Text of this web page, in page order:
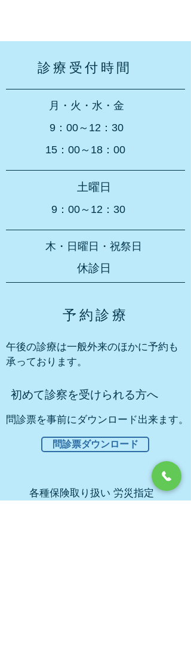
診療受付時間
月・火・水・金
9：00～12：30
15：00～18：00
土曜日
9：00～12：30
木・日曜日 ・祝祭日
休診日
予約診療
午後の診療は一般外来のほかに予約も
承っております。
初めて診察を受けられる方へ
問診票を事前にダウンロード出来ます。
問診票ダウンロード
各種保険取り扱い 労災指定